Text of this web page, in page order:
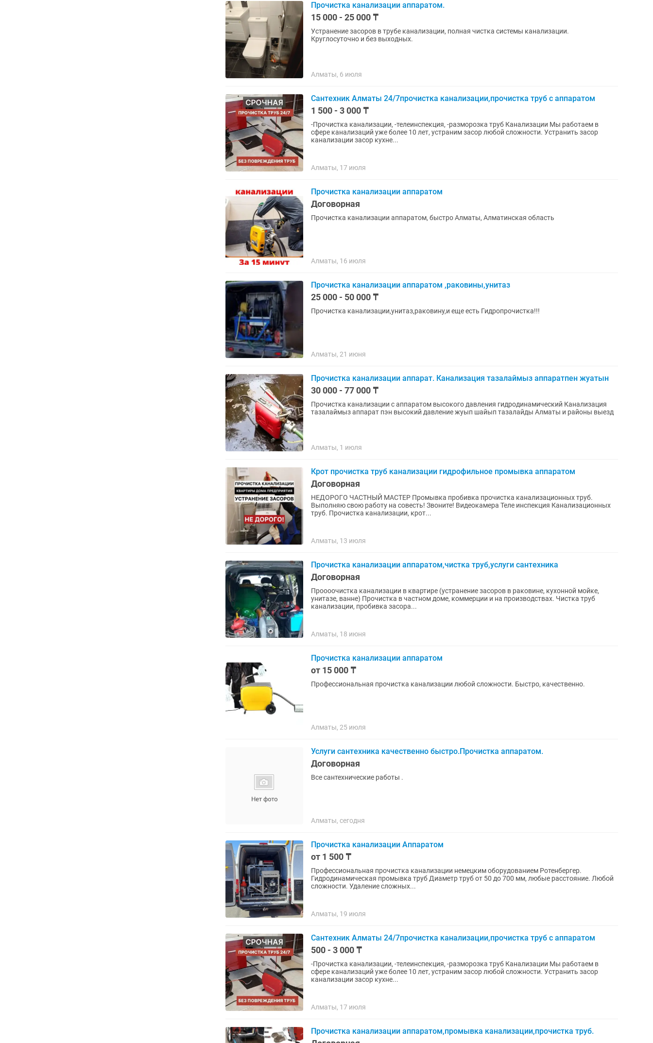
Прочистка канализации аппаратом.
15 000 - 25 000 ₸
Устранение засоров в трубе канализации, полная чистка системы канализации.
Круглосуточно и без выходных.
Алматы, 6 июля
Сантехник Алматы 24/7прочистка канализации,прочистка труб с аппаратом
1 500 - 3 000 ₸
-Прочистка канализации, -телеинспекция, -разморозка труб Канализации Мы работаем в
сфере канализаций уже более 10 лет, устраним засор любой сложности. Устранить засор
канализации засор кухне...
Алматы, 17 июля
Прочистка канализации аппаратом
Договорная
Прочистка канализации аппаратом, быстро Алматы, Алматинская область
Алматы, 16 июля
Прочистка канализации аппаратом ,раковины,унитаз
25 000 - 50 000 ₸
Прочистка канализации,унитаз,раковину,и еще есть Гидропрочистка!!!
Алматы, 21 июня
Прочистка канализации аппарат. Канализация тазалаймыз аппаратпен жуатын
30 000 - 77 000 ₸
Прочистка канализации с аппаратом высокого давления гидродинамический Канализация
тазалаймыз аппарат пэн высокий давление жуып шайып тазалайды Алматы и районы выезд
Алматы, 1 июля
Крот прочистка труб канализации гидрофильное промывка аппаратом
Договорная
НЕДОРОГО ЧАСТНЫЙ МАСТЕР Промывка пробивка прочистка канализационных труб.
Выполняю свою работу на совесть! Звоните! Видеокамера Теле инспекция Канализационных
труб. Прочистка канализации, крот...
Алматы, 13 июля
Прочистка канализации аппаратом,чистка труб,услуги сантехника
Договорная
Проооочистка канализации в квартире (устранение засоров в раковине, кухонной мойке,
унитазе, ванне) Прочистка в частном доме, коммерции и на производствах. Чистка труб
канализации, пробивка засора...
Алматы, 18 июня
Прочистка канализации аппаратом
от 15 000 ₸
Профессиональная прочистка канализации любой сложности. Быстро, качественно.
Алматы, 25 июля
Услуги сантехника качественно быстро.Прочистка аппаратом.
Договорная
Все сантехнические работы .
Алматы, сегодня
Прочистка канализации Аппаратом
от 1 500 ₸
Профессиональная прочистка канализации немецким оборудованием Ротенбергер.
Гидродинамическая промывка труб Диаметр труб от 50 до 700 мм, любые расстояние. Любой
сложности. Удаление сложных...
Алматы, 19 июля
Сантехник Алматы 24/7прочистка канализации,прочистка труб с аппаратом
500 - 3 000 ₸
-Прочистка канализации, -телеинспекция, -разморозка труб Канализации Мы работаем в
сфере канализаций уже более 10 лет, устраним засор любой сложности. Устранить засор
канализации засор кухне...
Алматы, 17 июля
Прочистка канализации аппаратом,промывка канализации,прочистка труб.